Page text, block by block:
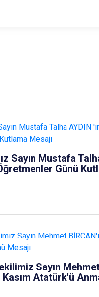
Sayın Mustafa
Günü
Sayın Mehmet
Kasım Atatürk'ü